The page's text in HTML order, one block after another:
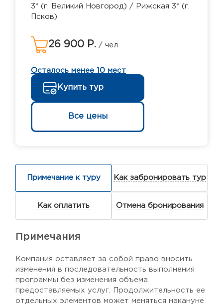
3* (г. Великий Новгород) / Рижская 3* (г.
Псков)
26 900 Р. / чел
Осталось менее 10 мест
Купить тур
Все цены
Примечание к туру Как забронировать тур
Как оплатить Отмена бронирования
Примечания
Компания оставляет за собой право вносить
изменения в последовательность выполнения
программы без изменения объема
предоставляемых услуг. Продолжительность ее
отдельных элементов может меняться накануне